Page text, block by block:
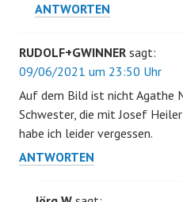
ANTWORTEN
RUDOLF+GWINNER sagt:
09/06/2021 um 23:50 Uhr
Auf dem Bild ist nicht Agathe
Schwester, die mit Josef
habe ich leider vergessen.
ANTWORTEN